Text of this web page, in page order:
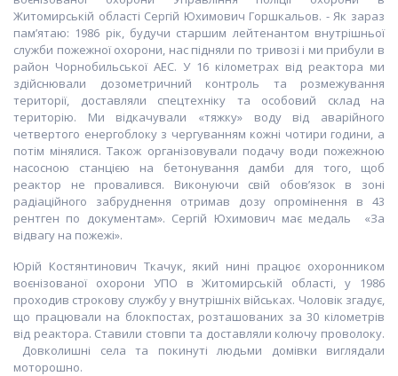
Житомирській області Сергій Юхимович Горшкальов. - Як зараз
пам’ятаю: 1986 рік, будучи старшим лейтенантом внутрішньої
служби пожежної охорони, нас підняли по тривозі і ми прибули в
район Чорнобильської АЕС. У 16 кілометрах від реактора ми
здійснювали дозометричний контроль та розмежування
території, доставляли спецтехніку та особовий склад на
територію. Ми відкачували «тяжку» воду від аварійного
четвертого енергоблоку з чергуванням кожні чотири години, а
потім мінялися. Також організовували подачу води пожежною
насосною станцією на бетонування дамби для того, щоб
реактор не провалився. Виконуючи свій обов’язок в зоні
радіаційного забруднення отримав дозу опромінення в 43
рентген по документам». Сергій Юхимович має медаль «За
відвагу на пожежі».
Юрій Костянтинович Ткачук, який нині працює охоронником
воєнізованої охорони УПО в Житомирській області, у 1986
проходив строкову службу у внутрішніх військах. Чоловік згадує,
що працювали на блокпостах, розташованих за 30 кілометрів
від реактора. Ставили стовпи та доставляли колючу проволоку.
Довколишні села та покинуті людьми домівки виглядали
моторошно.